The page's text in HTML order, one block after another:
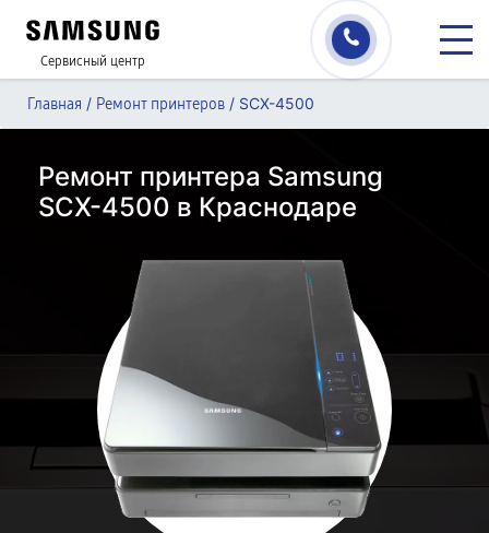
Сервисный центр
Главная / Ремонт принтеров / SCX-4500
Ремонт принтера Samsung
SCX-4500 в Краснодаре